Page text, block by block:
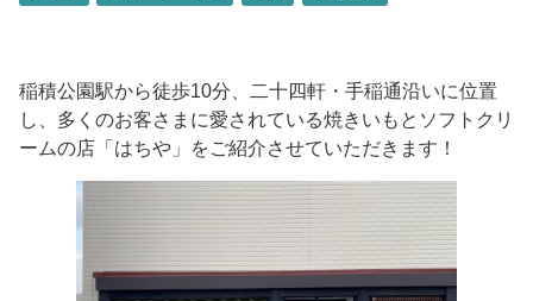
稲積公園駅から徒歩10分、二十四軒・手稲通沿いに位置
し、多くのお客さまに愛されている焼きいもとソフトクリ
ームの店「はちや」をご紹介させていただきます！